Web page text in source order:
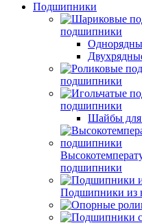
Подшипники
подшипники
подшипники
подшипники
Шайбы для
подшипники
Подшипники из